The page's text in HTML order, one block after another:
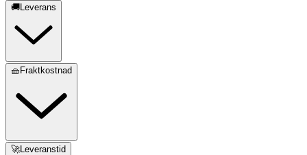
🚚Leverans
🧺Fraktkostnad
🚀Leveranstid